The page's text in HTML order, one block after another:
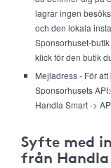
lagrar ingen
och den lokala
Sponsorhuset-
klick för den butik
Mejladress - För
Sponsorhusets
Handla Smart ->
Syfte med
från